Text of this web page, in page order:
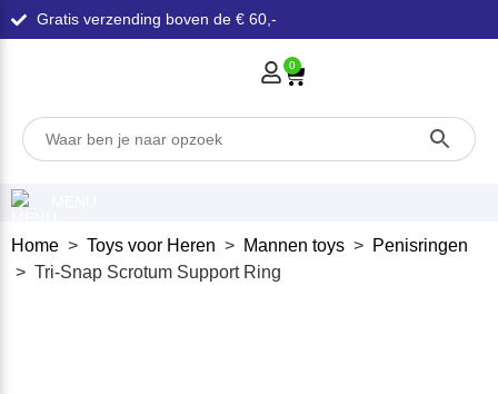
Gratis verzending boven de € 60,-
0
Home > Toys voor Heren > Mannen toys > Penisringen
> Tri-Snap Scrotum Support Ring